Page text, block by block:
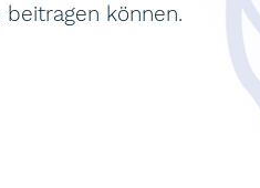
beitragen können.